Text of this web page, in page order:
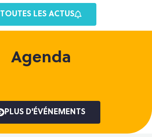
TOUTES LES ACTUS
Agenda
PLUS D'ÉVÉNEMENTS